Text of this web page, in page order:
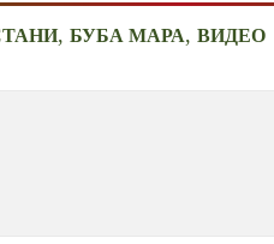
, БУБА МАРА, ВИДЕО